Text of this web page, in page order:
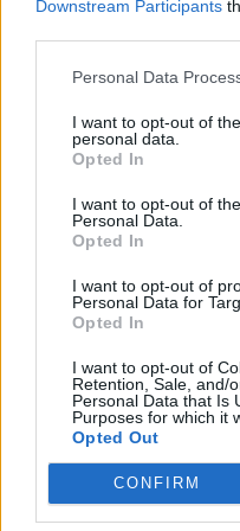
Downstream Participants
Personal Data
I want to opt-out of
personal data.
Opted In
I want to opt-out of
Personal Data.
Opted In
I want to opt-out of
Personal Data for
Opted In
I want to opt-out of
Retention, Sale, and/
Personal Data that Is
Purposes for which it
Opted Out
CONFIRM